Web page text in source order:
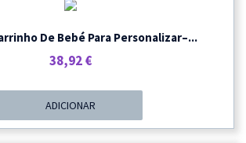
De Bebé Para Personalizar–...
38,92€
ADICIONAR